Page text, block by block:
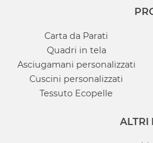
Carta da Parati
Quadri in tela
Asciugamani personalizzati
Cuscini personalizzati
Tessuto Ecopelle
ALTRI